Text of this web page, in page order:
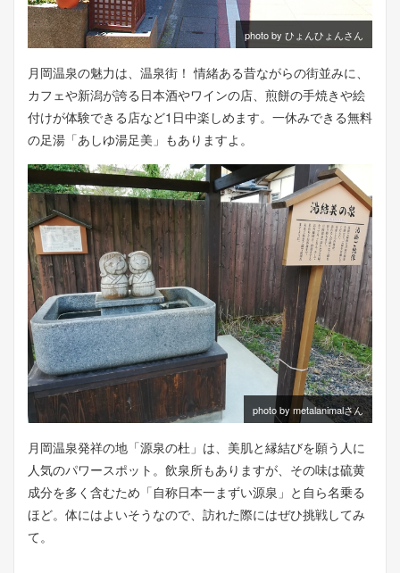
photo by ひょんひょんさん
月岡温泉の魅力は、温泉街！ 情緒ある昔ながらの街並みに、
カフェや新潟が誇る日本酒やワインの店、煎餅の手焼きや絵
付けが体験できる店など1日中楽しめます。一休みできる無料
の足湯「あしゆ湯足美」もありますよ。
photo by metalanimalさん
月岡温泉発祥の地「源泉の杜」は、美肌と縁結びを願う人に
人気のパワースポット。飲泉所もありますが、その味は硫黄
成分を多く含むため「自称日本一まずい源泉」と自ら名乗る
ほど。体にはよいそうなので、訪れた際にはぜひ挑戦してみ
て。